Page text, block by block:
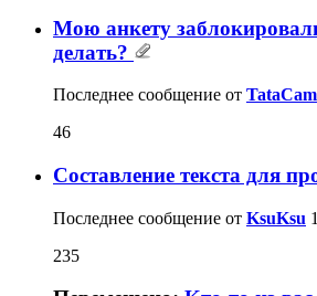
Мою анкету
делать?
Последнее сообщение от TataCam
46
Составление текста для
Последнее сообщение от KsuKsu
235